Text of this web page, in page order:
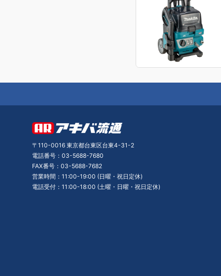
〒110-0016 東京都台東区台東4-31-2
電話番号：03-5688-7680
FAX番号：03-5688-7682
営業時間：11:00-19:00 (日曜・祝日定休)
電話受付：11:00-18:00 (土曜・日曜・祝日定休)